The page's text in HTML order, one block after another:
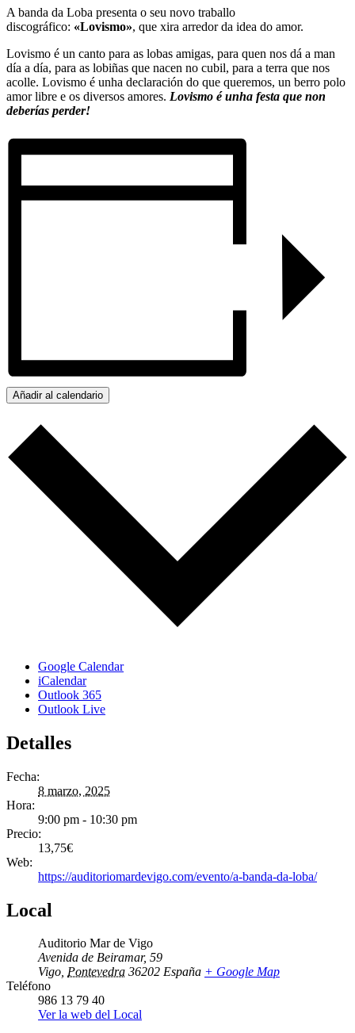
A banda da Loba presenta o seu novo traballo
discográfico: «Lovismo», que xira arredor da idea do amor.
Lovismo é un canto para as lobas amigas, para quen nos dá a man
día a día, para as lobiñas que nacen no cubil, para a terra que nos
acolle. Lovismo é unha declaración do que queremos, un berro polo
amor libre e os diversos amores. Lovismo é unha festa que non
deberías perder!
Añadir al calendario
Google Calendar
iCalendar
Outlook 365
Outlook Live
Detalles
Fecha:
8 marzo, 2025
Hora:
9:00 pm - 10:30 pm
Precio:
13,75€
Web:
https://auditoriomardevigo.com/evento/a-banda-da-loba/
Local
Auditorio Mar de Vigo
Avenida de Beiramar, 59
Vigo, Pontevedra 36202 España + Google Map
Teléfono
986 13 79 40
Ver la web del Local